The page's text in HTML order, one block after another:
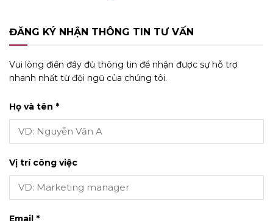
ĐĂNG KÝ NHẬN THÔNG TIN TƯ VẤN
Vui lòng điền đầy đủ thông tin để nhận được sự hỗ trợ
nhanh nhất từ đội ngũ của chúng tôi.
Họ và tên *
Vị trí công việc
Email *